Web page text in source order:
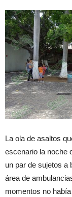
La ola de asaltos
escenario la noche
un par de sujetos a
área de
momentos no